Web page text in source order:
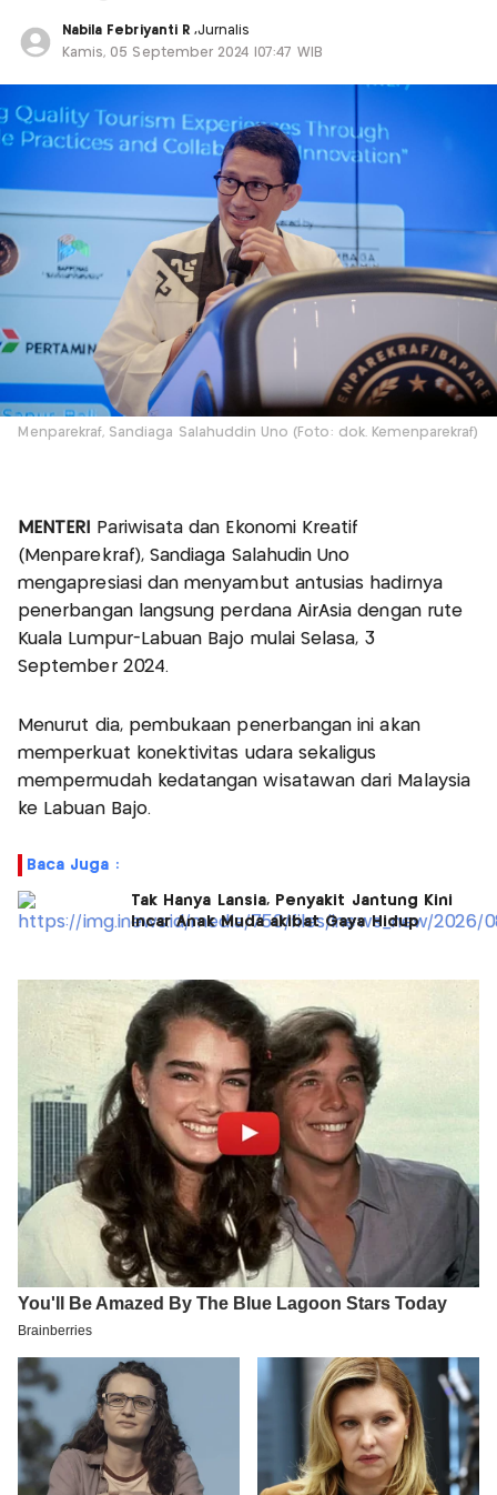
Nabila Febriyanti R ,Jurnalis
Kamis, 05 September 2024 |07:47 WIB
Menparekraf, Sandiaga Salahuddin Uno (Foto: dok. Kemenparekraf)
MENTERI
Pariwisata dan Ekonomi Kreatif
(Menparekraf), Sandiaga Salahudin Uno
mengapresiasi dan menyambut antusias hadirnya
penerbangan langsung perdana AirAsia dengan rute
Kuala Lumpur-Labuan Bajo mulai Selasa, 3
September 2024.
Menurut dia, pembukaan penerbangan ini akan
memperkuat konektivitas udara sekaligus
mempermudah kedatangan wisatawan dari Malaysia
ke Labuan Bajo.
Baca Juga :
Tak Hanya Lansia, Penyakit Jantung Kini
Incar Anak Muda akibat Gaya Hidup